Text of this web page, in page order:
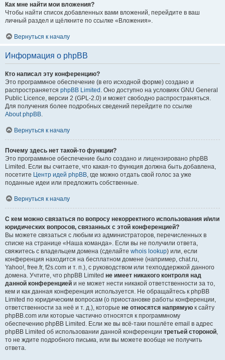
Как мне найти мои вложения?
Чтобы найти список добавленных вами вложений, перейдите в ваш
личный раздел и щёлкните по ссылке «Вложения».
Вернуться к началу
Информация о phpBB
Кто написал эту конференцию?
Это программное обеспечение (в его исходной форме) создано и
распространяется phpBB Limited . Оно доступно на условиях GNU General
Public Licence, версии 2 (GPL-2.0) и может свободно распространяться.
Для получения более подробных сведений перейдите по ссылке
About phpBB.
Вернуться к началу
Почему здесь нет такой-то функции?
Это программное обеспечение было создано и лицензировано phpBB
Limited. Если вы считаете, что какая-то функция должна быть добавлена,
посетите Центр идей phpBB, где можно отдать свой голос за уже
поданные идеи или предложить собственные.
Вернуться к началу
С кем можно связаться по вопросу некорректного использования и/или
юридических вопросов, связанных с этой конференцией?
Вы можете связаться с любым из администраторов, перечисленных в
списке на странице «Наша команда». Если вы не получили ответа,
свяжитесь с владельцем домена (сделайте whois lookup) или, если
конференция находится на бесплатном домене (например, chat.ru,
Yahoo!, free.fr, f2s.com и т. п.), с руководством или техподдержкой данного
домена. Учтите, что phpBB Limited не имеет никакого контроля над
данной конференцией и не может нести никакой ответственности за то,
кем и как данная конференция используется. Не обращайтесь к phpBB
Limited по юридическим вопросам (о приостановке работы конференции,
ответственности за неё и т. д.), которые не относятся напрямую к сайту
phpBB.com или которые частично относятся к программному
обеспечению phpBB Limited. Если же вы всё-таки пошлёте email в адрес
phpBB Limited об использовании данной конференции третьей стороной,
то не ждите подробного письма, или вы можете вообще не получить
ответа.